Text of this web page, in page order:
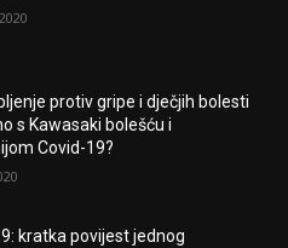
protiv gripe i dječjih bolesti
s Kawasaki bolešću i
Covid-19?
kratka povijest jednog